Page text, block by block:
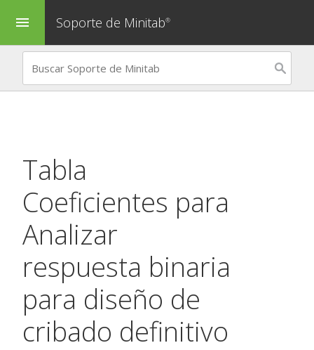
menu Soporte de Minitab®
Tabla
Coeficientes para
Analizar
respuesta binaria
para diseño de
cribado definitivo